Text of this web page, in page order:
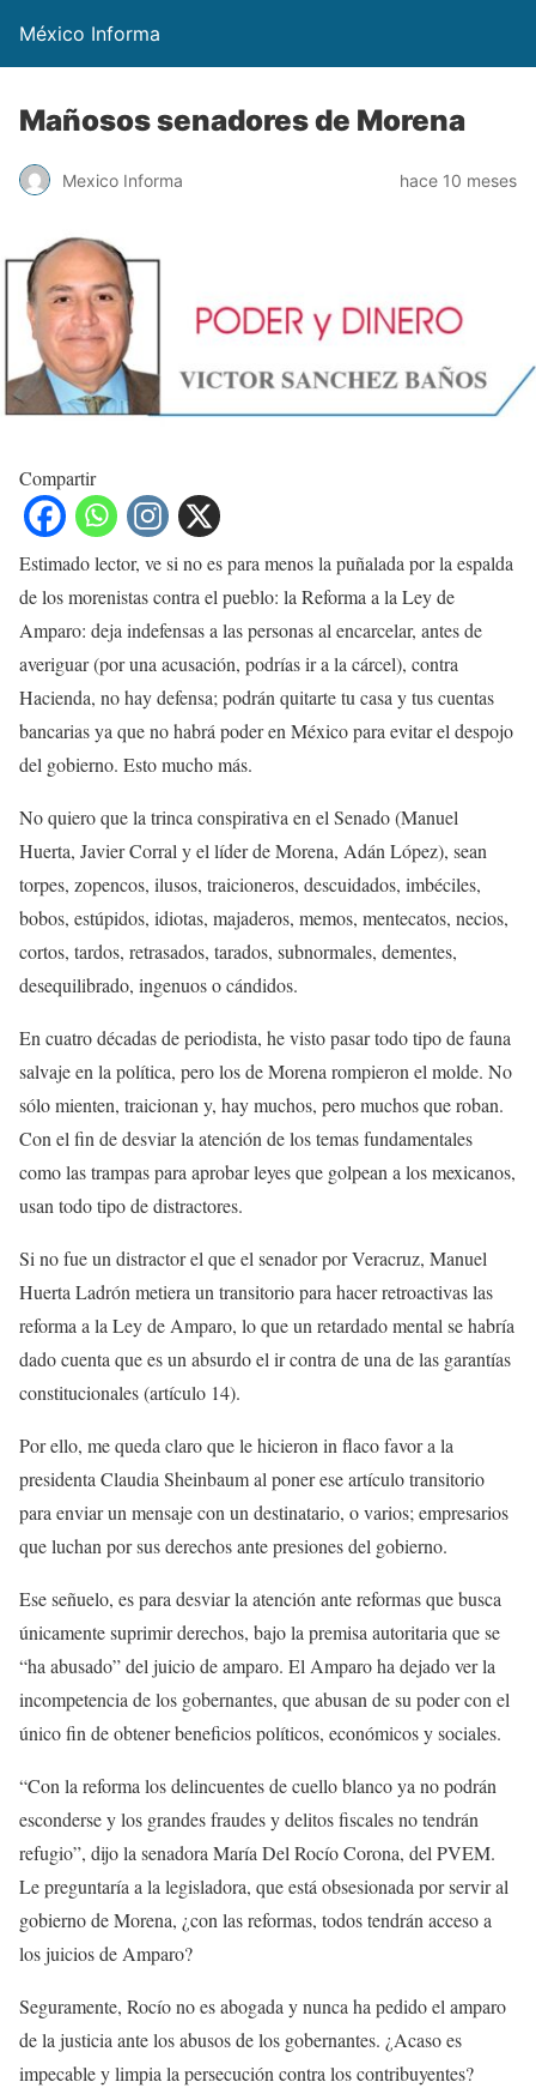
México Informa
Mañosos senadores de Morena
Mexico Informa hace 10 meses
Compartir
Estimado lector, ve si no es para menos la puñalada por la espalda
de los morenistas contra el pueblo: la Reforma a la Ley de
Amparo: deja indefensas a las personas al encarcelar, antes de
averiguar (por una acusación, podrías ir a la cárcel), contra
Hacienda, no hay defensa; podrán quitarte tu casa y tus cuentas
bancarias ya que no habrá poder en México para evitar el despojo
del gobierno. Esto mucho más.
No quiero que la trinca conspirativa en el Senado (Manuel
Huerta, Javier Corral y el líder de Morena, Adán López), sean
torpes, zopencos, ilusos, traicioneros, descuidados, imbéciles,
bobos, estúpidos, idiotas, majaderos, memos, mentecatos, necios,
cortos, tardos, retrasados, tarados, subnormales, dementes,
desequilibrado, ingenuos o cándidos.
En cuatro décadas de periodista, he visto pasar todo tipo de fauna
salvaje en la política, pero los de Morena rompieron el molde. No
sólo mienten, traicionan y, hay muchos, pero muchos que roban.
Con el fin de desviar la atención de los temas fundamentales
como las trampas para aprobar leyes que golpean a los mexicanos,
usan todo tipo de distractores.
Si no fue un distractor el que el senador por Veracruz, Manuel
Huerta Ladrón metiera un transitorio para hacer retroactivas las
reforma a la Ley de Amparo, lo que un retardado mental se habría
dado cuenta que es un absurdo el ir contra de una de las garantías
constitucionales (artículo 14).
Por ello, me queda claro que le hicieron in flaco favor a la
presidenta Claudia Sheinbaum al poner ese artículo transitorio
para enviar un mensaje con un destinatario, o varios; empresarios
que luchan por sus derechos ante presiones del gobierno.
Ese señuelo, es para desviar la atención ante reformas que busca
únicamente suprimir derechos, bajo la premisa autoritaria que se
“ha abusado” del juicio de amparo. El Amparo ha dejado ver la
incompetencia de los gobernantes, que abusan de su poder con el
único fin de obtener beneficios políticos, económicos y sociales.
“Con la reforma los delincuentes de cuello blanco ya no podrán
esconderse y los grandes fraudes y delitos fiscales no tendrán
refugio”, dijo la senadora María Del Rocío Corona, del PVEM.
Le preguntaría a la legisladora, que está obsesionada por servir al
gobierno de Morena, ¿con las reformas, todos tendrán acceso a
los juicios de Amparo?
Seguramente, Rocío no es abogada y nunca ha pedido el amparo
de la justicia ante los abusos de los gobernantes. ¿Acaso es
impecable y limpia la persecución contra los contribuyentes?